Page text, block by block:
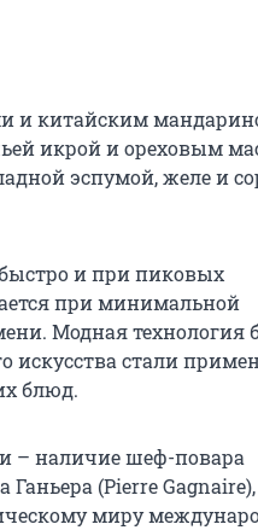
и китайским
икрой и ореховым
эспумой, желе и
и при пиковых
при минимальной
Модная технология
искусства стали
блюд.
– наличие шеф-повара
(Pierre
миру